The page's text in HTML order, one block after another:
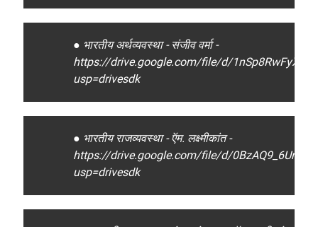
● भारतीय अर्थव्यवस्था - संजीव वर्मा -
https://drive.google.com/file/d/
usp=drivesdk
● भारतीय राजव्यवस्था - ऍम. लक्ष्मीकांत -
https://drive.google.com/file/d/
usp=drivesdk